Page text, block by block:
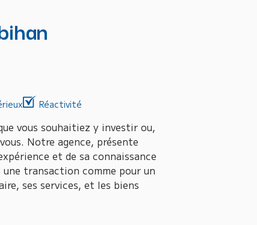
Réactivité
vous souhaitiez y investir ou,
Notre agence, présente
et de sa connaissance
transaction comme pour un
ses services, et les biens